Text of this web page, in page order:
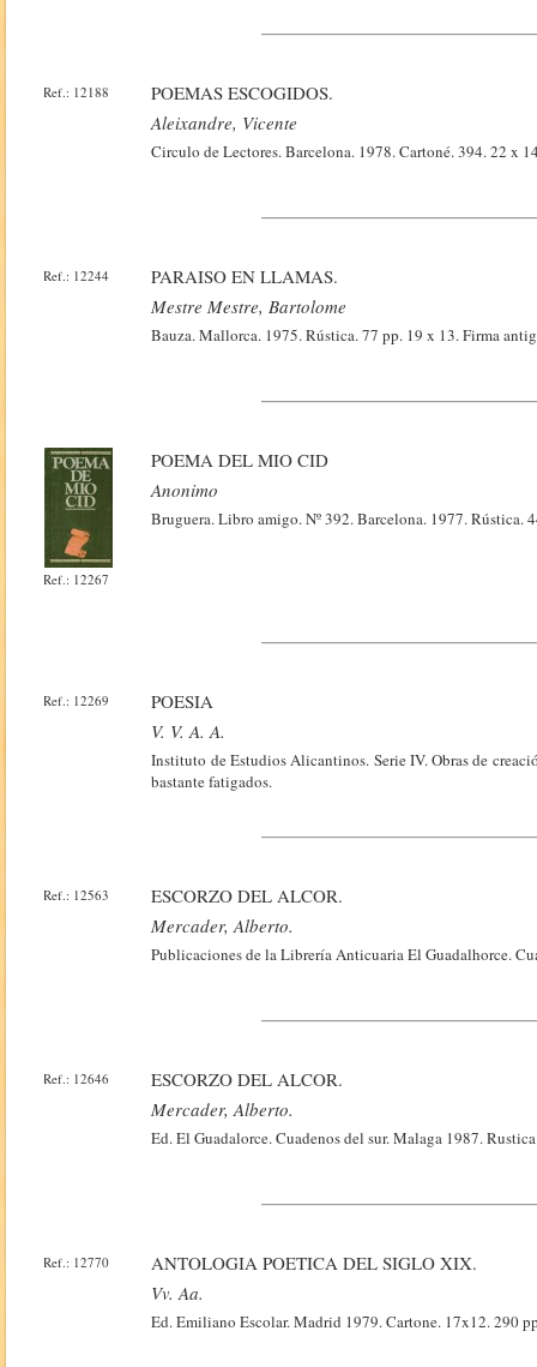
Ref.: 12188
POEMAS ESCOGIDOS.
Aleixandre, Vicente
Circulo de Lectores. Barcelona. 1978. Cartoné. 394. 22 x
Ref.: 12244
PARAISO EN LLAMAS.
Mestre Mestre, Bartolome
Bauza. Mallorca. 1975. Rústica. 77 pp. 19 x 13. Firma
Ref.: 12267
POEMA DEL MIO CID
Anonimo
Bruguera. Libro amigo. Nº 392. Barcelona. 1977. Rústica.
Ref.: 12269
POESIA
V. V. A. A.
Instituto de Estudios Alicantinos. Serie IV. Obras de
bastante fatigados.
Ref.: 12563
ESCORZO DEL ALCOR.
Mercader, Alberto.
Publicaciones de la Librería Anticuaria El Guadalhorce.
Ref.: 12646
ESCORZO DEL ALCOR.
Mercader, Alberto.
Ed. El Guadalorce. Cuadenos del sur. Malaga 1987.
Ref.: 12770
ANTOLOGIA POETICA DEL SIGLO XIX.
Vv. Aa.
Ed. Emiliano Escolar. Madrid 1979. Cartone. 17x12. 290